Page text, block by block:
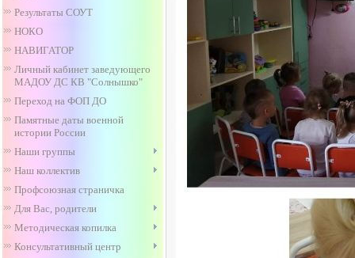
Результаты СОУТ
НОКО
НАВИГАТОР
Личный кабинет заведующего
МАДОУ ДС КВ "Солнышко"
Переход на ФОП ДО
Памятные даты военной
истории России
Наши группы
Наш коллектив
Профсоюзная страничка
Для Вас, родители
Методическая копилка
Консультативный центр